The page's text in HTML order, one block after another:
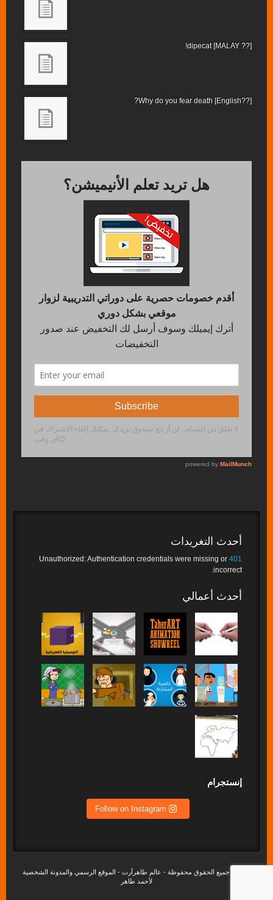
[?? MALAY] dipecat!
[??English] Why do you fear death?
أحدث التغريدات
401
Unauthorized: Authentication credentials were missing or
incorrect.
أحدث أعمالي
إنستجرام
Follow on Instagram
©2020 جميع الحقوق محفوظة - عالم طاهرآرت - الموقع الرسمي والمدونة الشخصية
لأحمد طاهر